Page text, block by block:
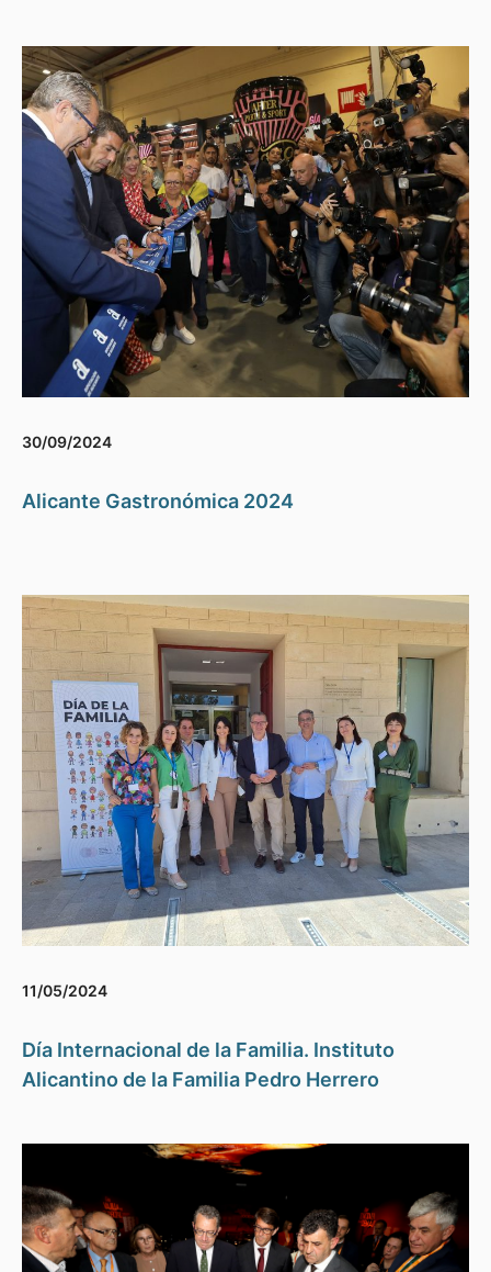
30/09/2024
Alicante Gastronómica 2024
11/05/2024
Día Internacional de la Familia. Instituto
Alicantino de la Familia Pedro Herrero